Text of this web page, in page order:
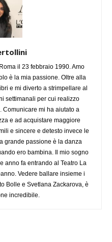
il 23 febbraio 1990. Amo
è la mia passione. Oltre alla
e mi diverto a strimpellare al
settimanali per cui realizzo
Comunicare mi ha aiutato a
e ad acquistare maggiore
e sincere e detesto invece le
grande passione è la danza
ero bambina. Il mio sogno
anno fa entrando al Teatro La
Vedere ballare insieme i
Bolle e Svetlana Zackarova, è
incredibile.